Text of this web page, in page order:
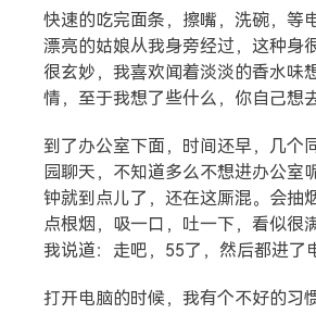
快速的吃完面条，擦嘴，洗碗，等
漂亮的姑娘从我身旁经过，这种身
很玄妙，我喜欢闻着淡淡的香水味
情，至于我想了些什么，你自己想
到了办公室下面，时间还早，几个
园聊天，不知道多么不想进办公室
钟就到点儿了，还在这厮混。会抽
点根烟，吸一口，吐一下，看似很
我说道：走吧，55了，然后都进了
打开电脑的时候，我有个不好的习